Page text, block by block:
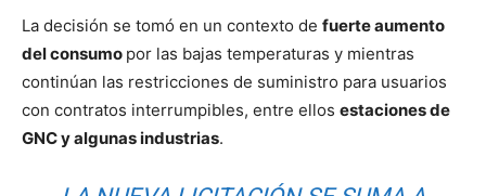
La decisión se tomó en un contexto de fuerte aumento
del consumo por las bajas temperaturas y mientras
continúan las restricciones de suministro para usuarios
con contratos interrumpibles, entre ellos estaciones de
GNC y algunas industrias.